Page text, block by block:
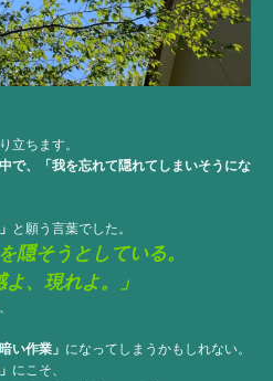
立ちます。
で、
「我を忘れて隠れてしまいそうにな
と願う言葉でした。
隠そうとしている。
、現れよ。」
暗い作業」 になってしまうかもしれない。
にこそ、